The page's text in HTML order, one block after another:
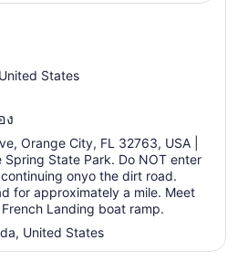
States
ง
Orange City, FL 32763, USA |
Spring State Park. Do NOT enter
onyo the dirt road.
for approximately a mile. Meet
Landing boat ramp.
United States